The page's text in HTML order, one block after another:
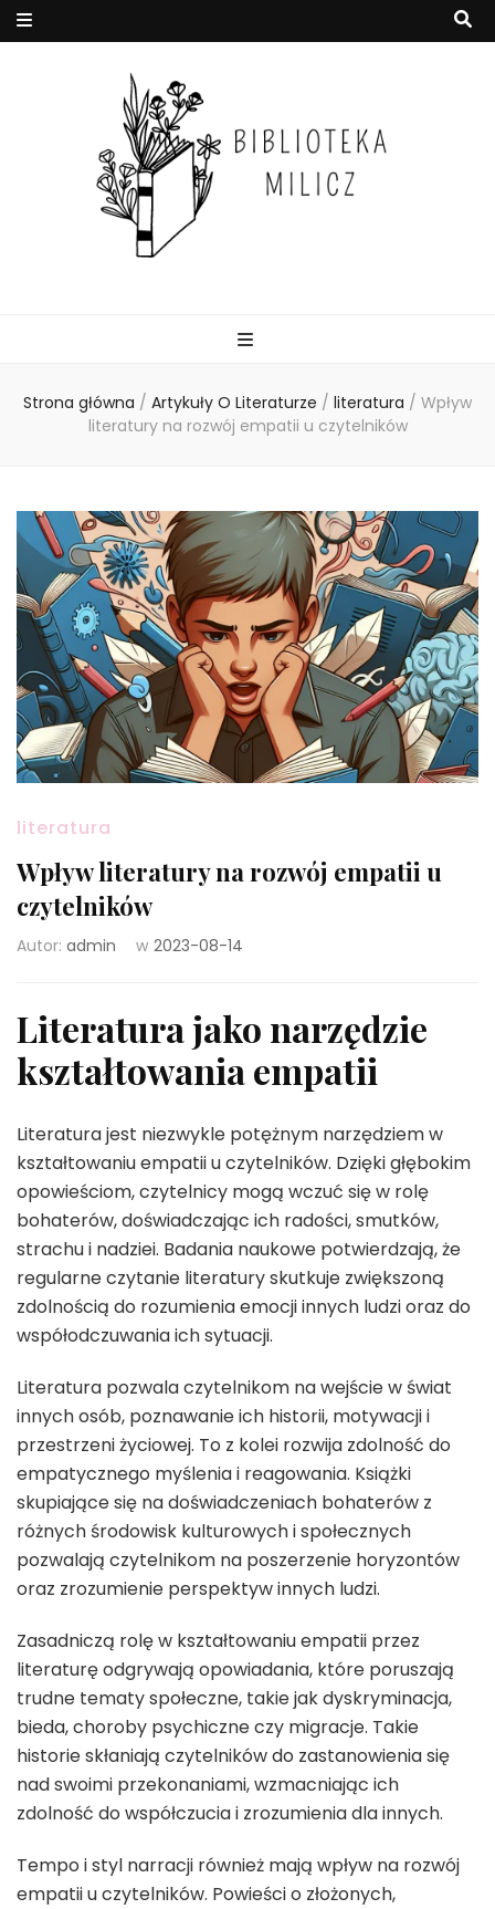
Strona główna / Artykuły O Literaturze / literatura / Wpływ
literatury na rozwój empatii u czytelników
literatura
Wpływ literatury na rozwój empatii u
czytelników
Autor: admin w 2023-08-14
Literatura jako narzędzie
kształtowania empatii
Literatura jest niezwykle potężnym narzędziem w
kształtowaniu empatii u czytelników. Dzięki głębokim
opowieściom, czytelnicy mogą wczuć się w rolę
bohaterów, doświadczając ich radości, smutków,
strachu i nadziei. Badania naukowe potwierdzają, że
regularne czytanie literatury skutkuje zwiększoną
zdolnością do rozumienia emocji innych ludzi oraz do
współodczuwania ich sytuacji.
Literatura pozwala czytelnikom na wejście w świat
innych osób, poznawanie ich historii, motywacji i
przestrzeni życiowej. To z kolei rozwija zdolność do
empatycznego myślenia i reagowania. Książki
skupiające się na doświadczeniach bohaterów z
różnych środowisk kulturowych i społecznych
pozwalają czytelnikom na poszerzenie horyzontów
oraz zrozumienie perspektyw innych ludzi.
Zasadniczą rolę w kształtowaniu empatii przez
literaturę odgrywają opowiadania, które poruszają
trudne tematy społeczne, takie jak dyskryminacja,
bieda, choroby psychiczne czy migracje. Takie
historie skłaniają czytelników do zastanowienia się
nad swoimi przekonaniami, wzmacniając ich
zdolność do współczucia i zrozumienia dla innych.
Tempo i styl narracji również mają wpływ na rozwój
empatii u czytelników. Powieści o złożonych,